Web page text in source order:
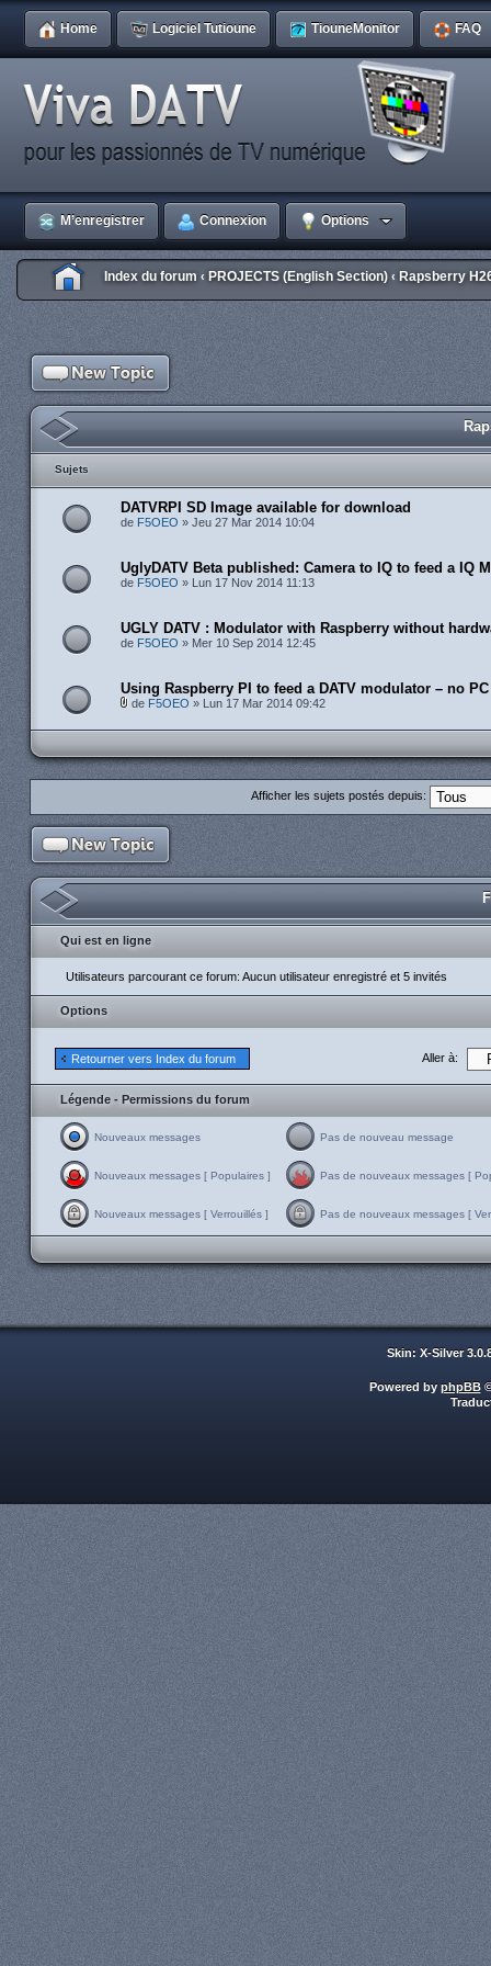
Home Logiciel Tutioune TiouneMonitor FAQ
M’enregistrer Connexion Options
Index du forum ‹ PROJECTS (English Section) ‹ Rapsberry
Sujets
DATVRPI SD Image available for download
de F5OEO » Jeu 27 Mar 2014 10:04
UglyDATV Beta published: Camera to IQ to feed a IQ
de F5OEO » Lun 17 Nov 2014 11:13
UGLY DATV : Modulator with Raspberry without
de F5OEO » Mer 10 Sep 2014 12:45
Using Raspberry PI to feed a DATV modulator – no
de F5OEO » Lun 17 Mar 2014 09:42
Afficher les sujets postés depuis:
Qui est en ligne
Utilisateurs parcourant ce forum: Aucun utilisateur enregistré et 5 invités
Options
Retourner vers Index du forum Aller à:
Légende - Permissions du forum
Nouveaux messages Pas de nouveau message
Nouveaux messages [ Populaires ] Pas de nouveaux messages [
Nouveaux messages [ Verrouillés ] Pas de nouveaux messages [
Skin: X-Silver
Powered by phpBB©